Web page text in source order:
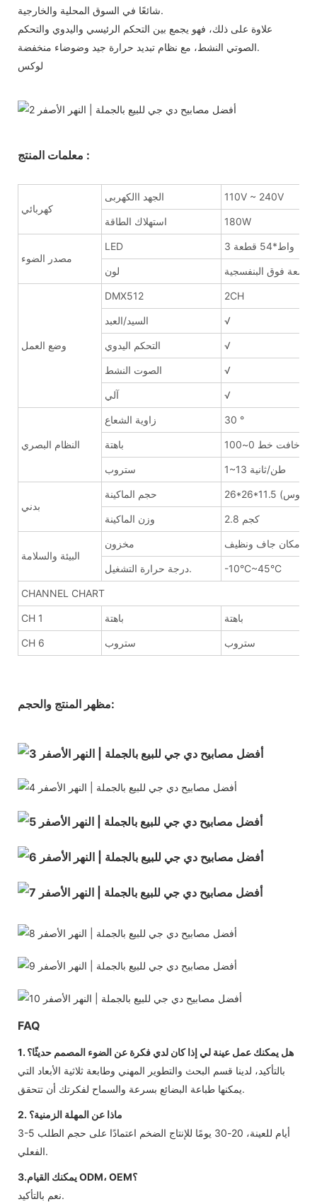
شائعًا في السوق المحلية والخارجية.
علاوة على ذلك، فهو يجمع بين التحكم الرئيسي واليدوي والتحكم
الصوتي النشط، مع نظام تبديد حرارة جيد وضوضاء منخفضة.
لوكس
معلمات المنتج :
كهربائي
الجهد االكهربى 110V ~ 240V
استهلاك الطاقة 180W
مصدر الضوء
LED 3 واط*54 قطعة
لون فوق البنفسجية
وضع العمل
DMX512 2CH
السيد/العبد √
التحكم اليدوي √
الصوت النشط √
آلي √
النظام البصري
زاوية الشعاع 30 °
باهتة
ستروب 1~13 طن/ثانية
بدني
حجم الماكينة القوس)
وزن الماكينة 2.8 كجم
البيئة والسلامة
مخزون مكان جاف ونظيف
درجة حرارة التشغيل. -10°C~45°C
CHANNEL CHART
CH 1 باهتة باهتة
CH 6 ستروب ستروب
مظهر المنتج والحجم:
FAQ
1. هل يمكنك عمل عينة لي إذا كان لدي فكرة عن الضوء المصمم حديثًا؟
بالتأكيد، لدينا قسم البحث والتطوير المهني وطابعة ثلاثية الأبعاد التي
يمكنها طباعة البضائع بسرعة والسماح لفكرتك أن تتحقق.
2. ماذا عن المهلة الزمنية؟
3-5 أيام للعينة، 20-30 يومًا للإنتاج الضخم اعتمادًا على حجم الطلب
الفعلي.
3.يمكنك القيام ODM، OEM؟
نعم بالتأكيد.